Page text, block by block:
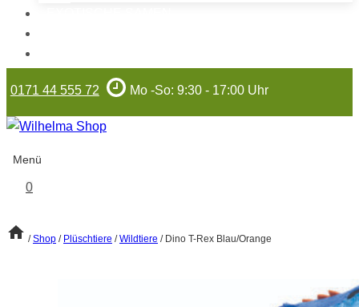
0171 44 555 72 Mo -So: 9:30 - 17:00 Uhr
Menü
0
/ Shop / Plüschtiere / Wildtiere / Dino T-Rex Blau/Orange